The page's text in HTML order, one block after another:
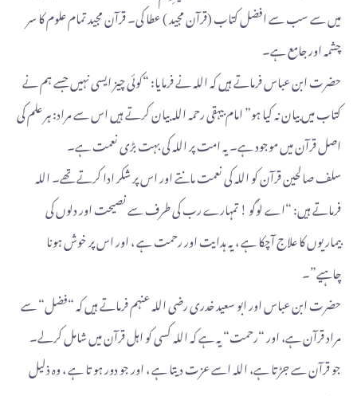
میں سے سب سے افضل کتاب (قرآن مجید ) عطا کی۔ قرآن مجید تمام علوم کا سر
چشمہ اور جامع ہے۔
حضرت ابن عباس فرماتے ہیں کہ اللہ نے فرمایا: “کوئی چیز ایسی نہیں جسے ہم نے
کتاب میں بیان نہ کیا ہو” امام بیہقی رحمہ اللہ بیان کرتے ہیں اس سے مراد: ہر علم کی
اصل قرآن میں موجود ہے۔ یہ امت پر اللہ کی بہت بڑی نعمت ہے۔
سلف صالحین قرآن کو اللہ کی نعمت مانتے اور اس پر شکر ادا کرتے تھے۔ اللہ
فرماتے ہیں: “اے لوگو ! تمہارے رب کی طرف سے نصیحت اور دلوں کی
بیماریوں کا علاج آچکا ہے ، یہ ہدایت اور رحمت ہے ، اور اس پر خوش ہونا
چاہیے”۔
حضرت ابن عباس اور ابو سعید خدری رضی اللہ عنہم فرماتے ہیں کہ “فضل“ سے
مراد قرآن ہے، اور “رحمت“ یہ ہے کہ اللہ کسی کو اہل قرآن میں شامل کرلے۔
جو قرآن سے جڑتا ہے، اللہ اسے عزت دیتا ہے ، اور جو دور ہو تا ہے ، وہ ذلیل